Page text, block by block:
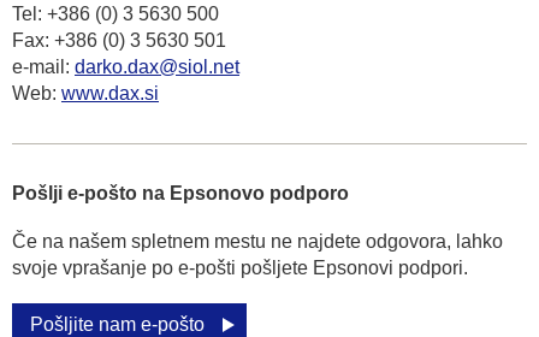
Tel: +386 (0) 3 5630 500
Fax: +386 (0) 3 5630 501
e-mail: darko.dax@siol.net
Web: www.dax.si
Pošlji e-pošto na Epsonovo podporo
Če na našem spletnem mestu ne najdete odgovora, lahko
svoje vprašanje po e-pošti pošljete Epsonovi podpori.
Pošljite nam e-pošto